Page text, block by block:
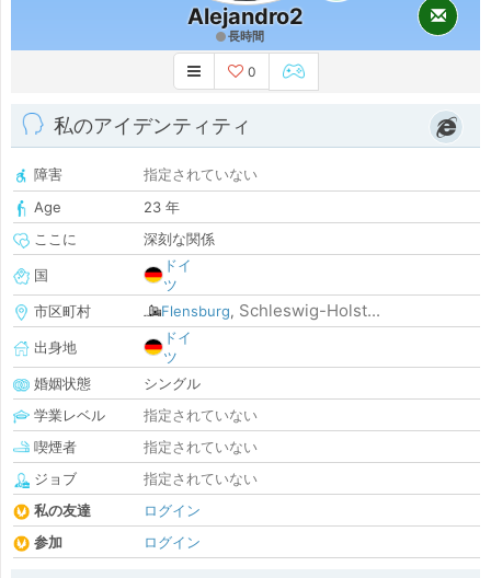
Alejandro2
長時間
0
私のアイデンティティ
障害
指定されていない
Age
23 年
ここに
深刻な関係
国
ドイ
ツ
市区町村
Flensburg, Schleswig-Holst...
出身地
ドイ
ツ
婚姻状態
シングル
学業レベル
指定されていない
喫煙者
指定されていない
ジョブ
指定されていない
私の友達
ログイン
参加
ログイン